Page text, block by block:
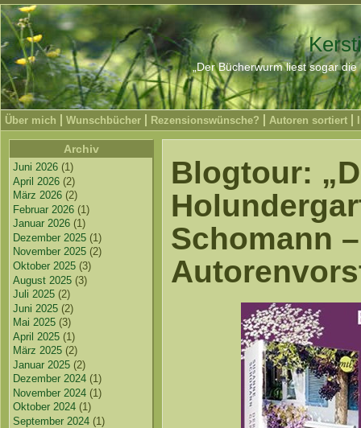
„Der Bücherwurm liest sogar
Über mich Wunschbücher Rezensionswünsche? Autoren sortiert
Archiv
Juni 2026 (1)
April 2026 (2)
März 2026 (2)
Februar 2026 (1)
Januar 2026 (1)
Dezember 2025 (1)
November 2025 (2)
Oktober 2025 (3)
August 2025 (3)
Juli 2025 (2)
Juni 2025 (2)
Mai 2025 (3)
April 2025 (1)
März 2025 (2)
Januar 2025 (2)
Dezember 2024 (1)
November 2024 (1)
Oktober 2024 (1)
September 2024 (1)
Blogtour:
Schomann –